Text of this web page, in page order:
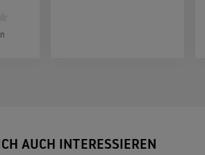
AUCH INTERESSIEREN